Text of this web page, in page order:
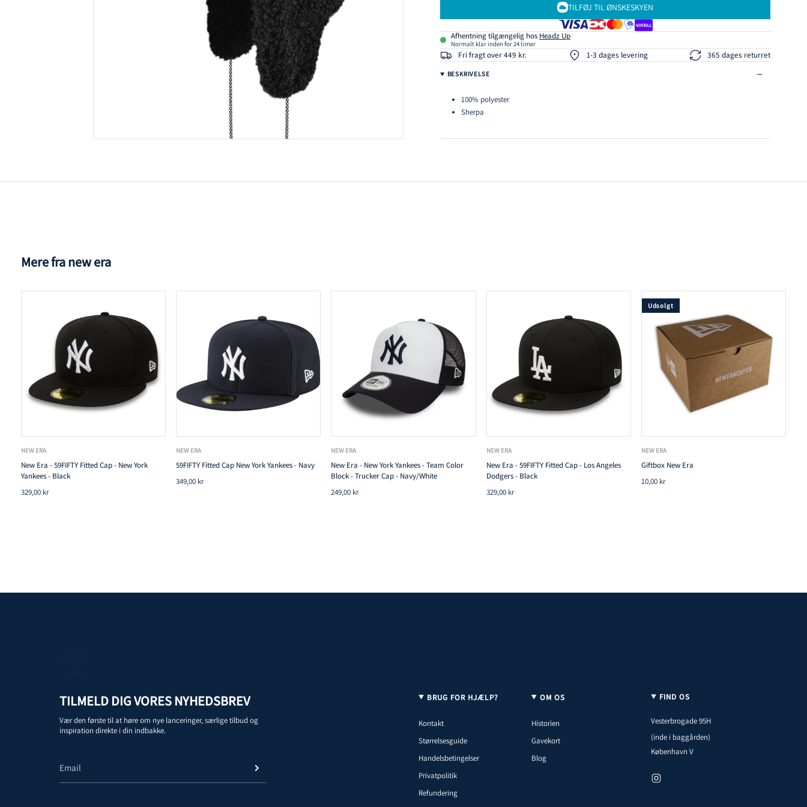
TILFØJ TIL ØNSKESKYEN
Afhentning tilgængelig hos Headz Up
Normalt klar inden for 24 timer
Fri fragt over 449 kr. 1-3 dages levering 365 dages returret
BESKRIVELSE
100% polyester
Sherpa
Mere fra new era
NEW ERA
New Era - 59FIFTY Fitted Cap - New York
Yankees - Black
329,00 kr
NEW ERA
59FIFTY Fitted Cap New York Yankees - Navy
349,00 kr
NEW ERA
New Era - New York Yankees - Team Color
Block - Trucker Cap - Navy/White
249,00 kr
NEW ERA
New Era - 59FIFTY Fitted Cap - Los Angeles
Dodgers - Black
329,00 kr
Udsolgt
NEW ERA
Giftbox New Era
10,00 kr
TILMELD DIG VORES NYHEDSBREV
Vær den første til at høre om nye lanceringer, særlige tilbud og
inspiration direkte i din indbakke.
BRUG FOR HJÆLP?
Kontakt
Størrelsesguide
Handelsbetingelser
Privatpolitik
Refundering
OM OS
Historien
Gavekort
Blog
FIND OS
Vesterbrogade 95H
(inde i baggården)
København V